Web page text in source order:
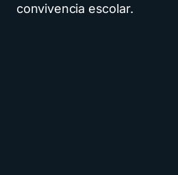
convivencia escolar.